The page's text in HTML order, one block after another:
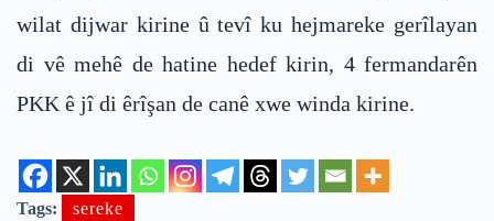
wilat dijwar kirine û tevî ku hejmareke gerîlayan
di vê mehê de hatine hedef kirin, 4 fermandarên
PKK ê jî di êrîşan de canê xwe winda kirine.
Tags: sereke